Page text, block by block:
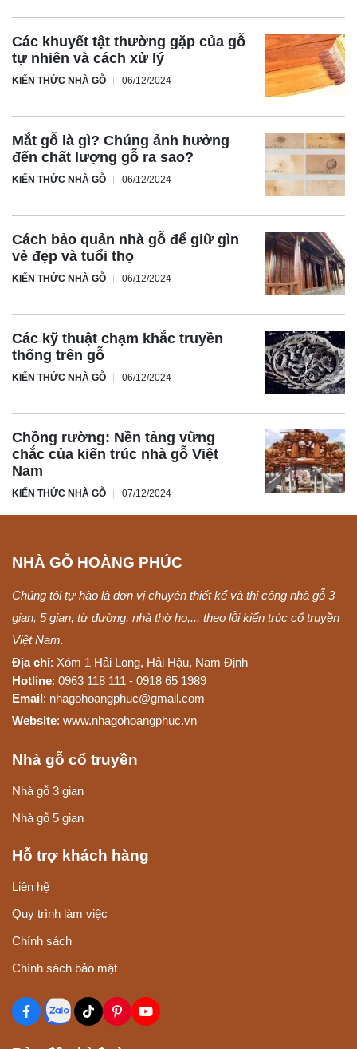
Các khuyết tật thường gặp của gỗ
tự nhiên và cách xử lý
KIẾN THỨC NHÀ GỖ 06/12/2024
Mắt gỗ là gì? Chúng ảnh hưởng
đến chất lượng gỗ ra sao?
KIẾN THỨC NHÀ GỖ 06/12/2024
Cách bảo quản nhà gỗ để giữ gìn
vẻ đẹp và tuổi thọ
KIẾN THỨC NHÀ GỖ 06/12/2024
Các kỹ thuật chạm khắc truyền
thống trên gỗ
KIẾN THỨC NHÀ GỖ 06/12/2024
Chồng rường: Nền tảng vững
chắc của kiến trúc nhà gỗ Việt
Nam
KIẾN THỨC NHÀ GỖ 07/12/2024
NHÀ GỖ HOÀNG PHÚC
Chúng tôi tự hào là đơn vị chuyên thiết kế và thi công nhà gỗ 3
gian, 5 gian, từ đường, nhà thờ họ,... theo lỗi kiến trúc cổ truyền
Việt Nam.
Địa chỉ: Xóm 1 Hải Long, Hải Hậu, Nam Định
Hotline: 0963 118 111 - 0918 65 1989
Email: nhagohoangphuc@gmail.com
Website: www.nhagohoangphuc.vn
Nhà gỗ cổ truyền
Nhà gỗ 3 gian
Nhà gỗ 5 gian
Hỗ trợ khách hàng
Liên hệ
Quy trình làm việc
Chính sách
Chính sách bảo mật